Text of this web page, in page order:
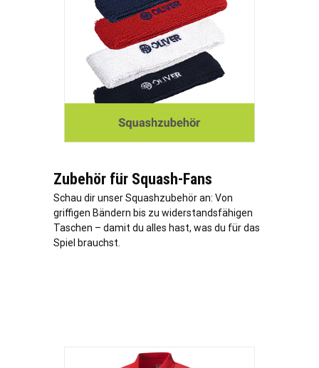
Zubehör für Squash-Fans
Schau dir unser Squashzubehör an: Von
griffigen Bändern bis zu widerstandsfähigen
Taschen – damit du alles hast, was du für das
Spiel brauchst.